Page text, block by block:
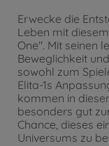
Erwecke die
Leben mit
One". Mit seinen
Beweglichkeit
sowohl zum
Elita-1s
kommen in
besonders gut
Chance, dieses
Universums zu